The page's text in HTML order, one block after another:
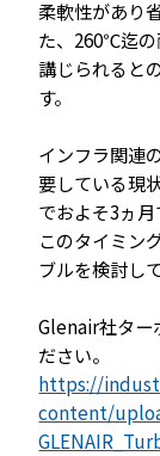
柔軟性があり
た、260℃迄の
講じられると
す。
インフラ関連
要している現
でおよそ3ヵ月
このタイミン
ブルを検討し
Glenair社ター
ださい。
https://
content/